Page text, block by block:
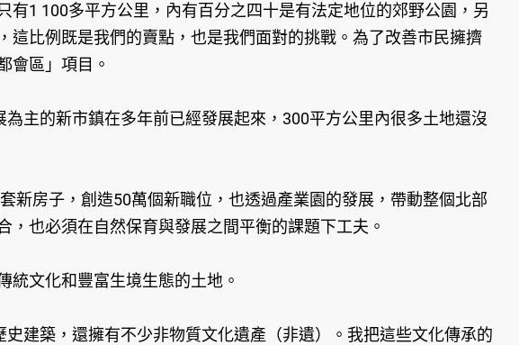
1 100多平方公里，內有百分之四十是有法定地位的郊野公園，另
比例既是我們的賣點，也是我們面對的挑戰。為了改善市民擁擠
會區」項目。
的新市鎮在多年前已經發展起來，300平方公里內很多土地還沒
房子，創造50萬個新職位，也透過產業園的發展，帶動整個北部
也必須在自然保育與發展之間平衡的課題下工夫。
文化和豐富生境生態的土地。
築，還擁有不少非物質文化遺產（非遺）。我把這些文化傳承的